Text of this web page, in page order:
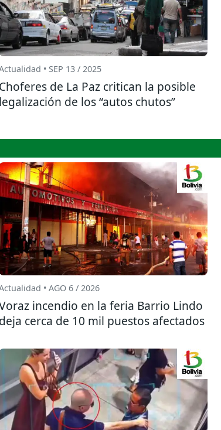
• SEP 13 / 2025
Choferes de La Paz critican la posible
legalización de los “autos chutos”
• AGO 6 / 2026
incendio en la feria Barrio Lindo
deja cerca de 10 mil puestos afectados